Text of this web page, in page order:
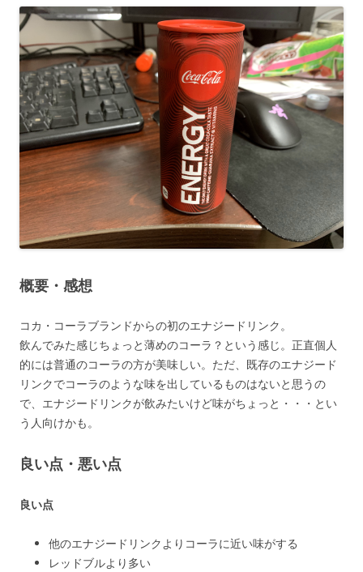
概要・感想
コカ・コーラブランドからの初のエナジードリンク。
飲んでみた感じちょっと薄めのコーラ？という感じ。正直個人
的には普通のコーラの方が美味しい。ただ、既存のエナジード
リンクでコーラのような味を出しているものはないと思うの
で、エナジードリンクが飲みたいけど味がちょっと・・・とい
う人向けかも。
良い点・悪い点
良い点
他のエナジードリンクよりコーラに近い味がする
レッドブルより多い